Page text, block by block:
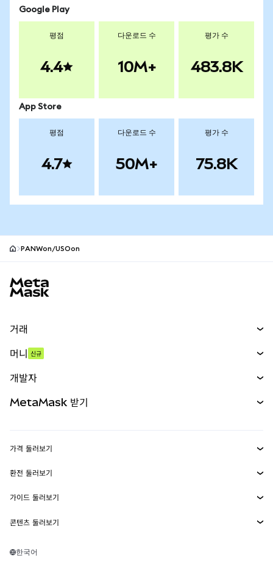
Google Play
평점
4.4
다운로드 수
10M+
평가 수
483.8K
App Store
평점
4.7
다운로드 수
50M+
평가 수
75.8K
PANWon/USOon
거래
무기한 선물
실물자산
머니 신규
개발자
MetaMask Connect
Snaps
웹3 서비스
MetaMask 받기
보안
고객 지원
채용
가격 둘러보기
이더리움 가격
솔라나 가격
테더 가격
환전 둘러보기
ETH를 USD로 환전
USDT를 INR로 환전
BTC를 INR로 환전
가이드 둘러보기
ETH 매수
콘텐츠 둘러보기
솔라나 지갑
한국어